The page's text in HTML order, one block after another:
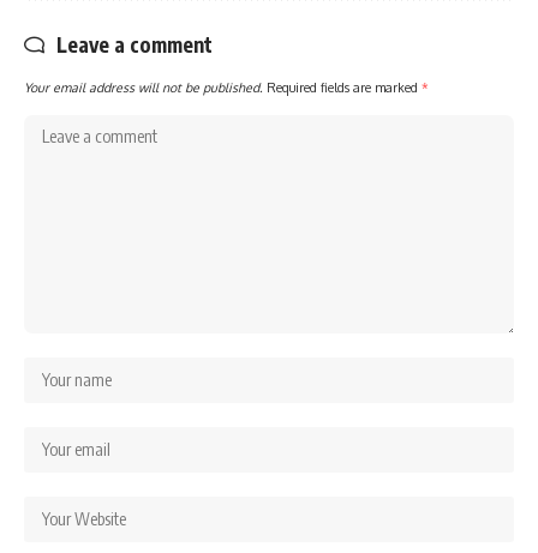
Leave a comment
Your email address will not be published. Required fields are marked *